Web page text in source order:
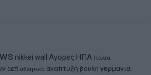
nikkei wall Αγορες ΗΠΑ Ιταλια
αεπ αθλητικα αναπτυξη βουλη γερμανια